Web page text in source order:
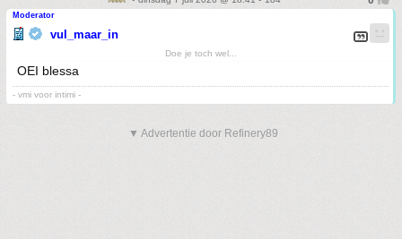
Moderator
vul_maar_in
Doe je toch wel...
OEI blessa
- vmi voor intimi -
▼ Advertentie door Refinery89